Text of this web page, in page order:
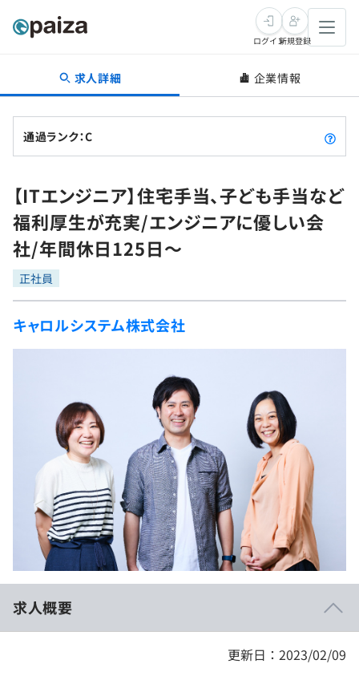
転職・キャリア
転職成功ガイド
転職エージェント
インタビュー
転職成功ガイド
新卒就活
求人検索
本選考
インターン
新卒エージェント
インタビュー
就活成功ガイド
学習
問題集
4択課題
個人向けプラン
法人向けプラン
学校向けプラン
契約内容・クーポン
プログラミング言語
ゲーム・マンガ
Tech Team Journal
paizaとは？
ログイン新規登録
求人詳細 企業情報
通過ランク：C
【ITエンジニア】住宅手当、子ども手当など
福利厚生が充実/エンジニアに優しい会
社/年間休日125日～
正社員
キャロルシステム株式会社
求人概要
更新日：2023/02/09